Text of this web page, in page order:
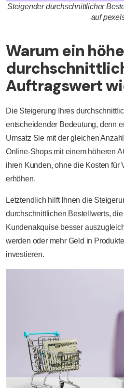
Steigender durchschnittlicher
auf
Warum ein
Auftragswert
Die Steigerung Ihres
entscheidender Bedeutung, denn
Umsatz Sie mit der gleichen
Online-Shops mit einem höheren
ihren Kunden, ohne die Kosten für
erhöhen.
Letztendlich hilft Ihnen die
durchschnittlichen Bestellwerts,
Kundenakquise besser
werden oder mehr Geld in
investieren.